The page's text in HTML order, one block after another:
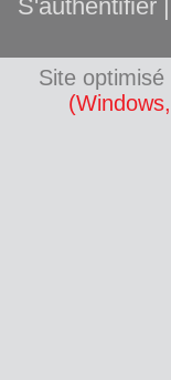
S'authentifier|
Site